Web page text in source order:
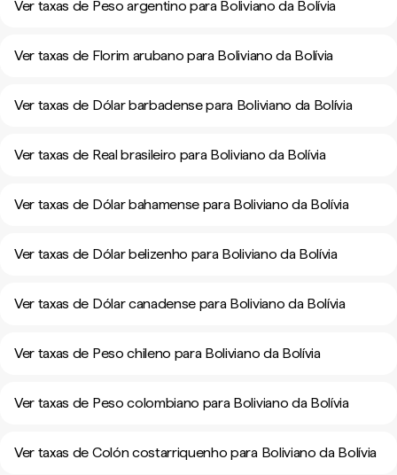
Ver taxas de Peso argentino para Boliviano da Bolívia
Ver taxas de Florim arubano para Boliviano da Bolívia
Ver taxas de Dólar barbadense para Boliviano da Bolívia
Ver taxas de Real brasileiro para Boliviano da Bolívia
Ver taxas de Dólar bahamense para Boliviano da Bolívia
Ver taxas de Dólar belizenho para Boliviano da Bolívia
Ver taxas de Dólar canadense para Boliviano da Bolívia
Ver taxas de Peso chileno para Boliviano da Bolívia
Ver taxas de Peso colombiano para Boliviano da Bolívia
Ver taxas de Colón costarriquenho para Boliviano da Bolívia